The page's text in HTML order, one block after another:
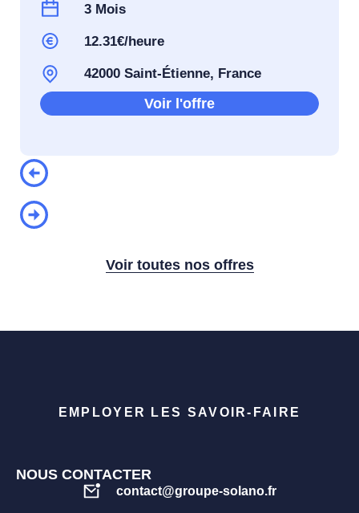
3 Mois
12.31€/heure
42000 Saint-Étienne, France
Voir l'offre
Voir toutes nos offres
EMPLOYER LES SAVOIR-FAIRE
NOUS CONTACTER
contact@groupe-solano.fr